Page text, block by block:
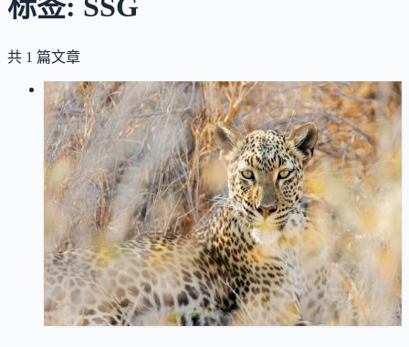
标签: SSG
共 1 篇文章
LOG01
2026-01-16
Next.js 博客构建优化：从按需渲染到
静态生成，聊聊文章预渲染改造实践
Next.js 前端实践性能优化SSGISR
记录博客从动态渲染改为静态生成的改造过程，介绍
Next.js 的按需重新验证机制以及后续优化方向
44 0